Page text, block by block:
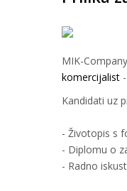
MIK-
komercijalist
Kandidati uz
- Životopis s
- Diplomu o
- Radno